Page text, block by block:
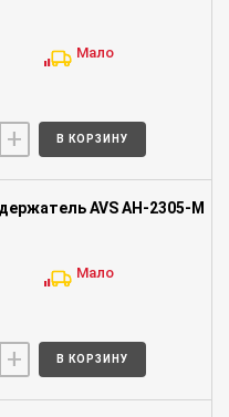
Мало
+ В КОРЗИНУ
AVS AH-2305-M
Мало
+ В КОРЗИНУ